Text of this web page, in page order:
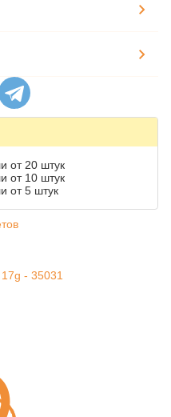
от 20 штук
от 10 штук
от 5 штук
- 35031